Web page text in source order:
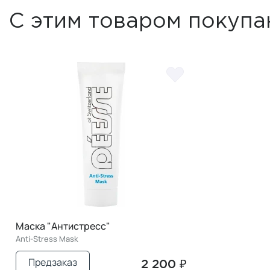
С этим товаром
Маска "Антистресс"
Anti-Stress Mask
2 200 ₽
Предзаказ